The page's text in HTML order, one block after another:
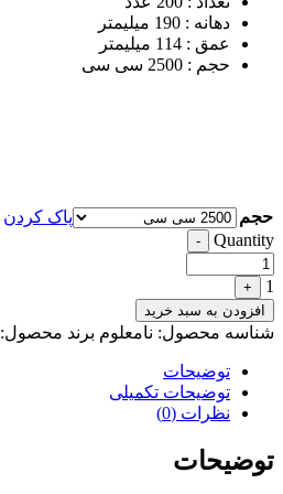
دهانه : 190 میلیمتر
عمق : 114 میلیمتر
حجم : 2500 سی سی
حجم
پاک کردن
Quantity
-
1
+
افزودن به سبد خرید
شناسه محصول: نامعلوم برند محصول:
توضیحات
توضیحات تکمیلی
نظرات (0)
توضیحات